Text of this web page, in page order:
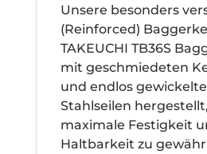
Unsere besonders
(Reinforced)
TAKEUCHI TB36S
mit geschmiedeten
und endlos
Stahlseilen
maximale Festigkeit
Haltbarkeit zu